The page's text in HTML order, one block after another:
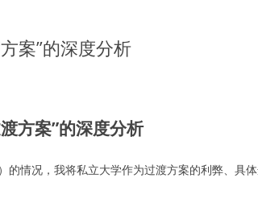
案”的深度分析
方案”的深度分析
的情况，我将私立大学作为过渡方案的利弊、具